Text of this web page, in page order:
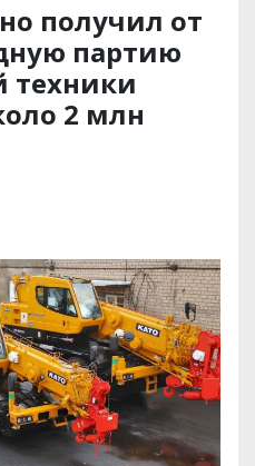
получил от
партию
техники
2 млн